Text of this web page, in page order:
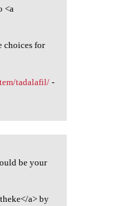
<a
choices for
tadalafil/-
be your
a> by